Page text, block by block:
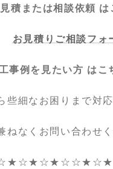
積または相談依頼
お見積りご相談フォ
事例を見たい方 はこ
些細なお困りまで対応
ねなくお問い合わせ